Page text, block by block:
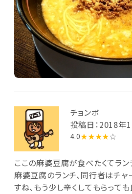
チョンボ
投稿日：2018年
4.0★★★★☆
ここの麻婆豆腐が食べたくてラン
麻婆豆腐のランチ、同行者はチャ
すね、もう少し辛くしてもらって